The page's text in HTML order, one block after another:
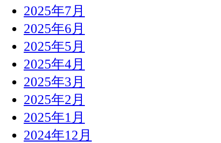
2025年7月
2025年6月
2025年5月
2025年4月
2025年3月
2025年2月
2025年1月
2024年12月